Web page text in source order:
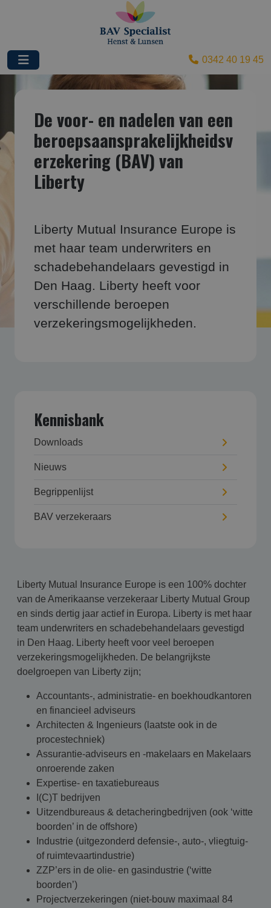
0342 40 19 45
De voor- en nadelen van een
beroepsaansprakelijkheidsv
erzekering (BAV) van
Liberty
Liberty Mutual Insurance Europe is
met haar team underwriters en
schadebehandelaars gevestigd in
Den Haag. Liberty heeft voor
verschillende beroepen
verzekeringsmogelijkheden.
Kennisbank
Downloads
Nieuws
Begrippenlijst
BAV verzekeraars
Liberty Mutual Insurance Europe is een 100% dochter
van de Amerikaanse verzekeraar Liberty Mutual Group
en sinds dertig jaar actief in Europa. Liberty is met haar
team underwriters en schadebehandelaars gevestigd
in Den Haag. Liberty heeft voor veel beroepen
verzekeringsmogelijkheden. De belangrijkste
doelgroepen van Liberty zijn;
Accountants-, administratie- en boekhoudkantoren
en financieel adviseurs
Architecten & Ingenieurs (laatste ook in de
procestechniek)
Assurantie-adviseurs en -makelaars en Makelaars
onroerende zaken
Expertise- en taxatiebureaus
I(C)T bedrijven
Uitzendbureaus & detacheringbedrijven (ook ‘witte
boorden’ in de offshore)
Industrie (uitgezonderd defensie-, auto-, vliegtuig-
of ruimtevaartindustrie)
ZZP’ers in de olie- en gasindustrie (‘witte
boorden’)
Projectverzekeringen (niet-bouw maximaal 84